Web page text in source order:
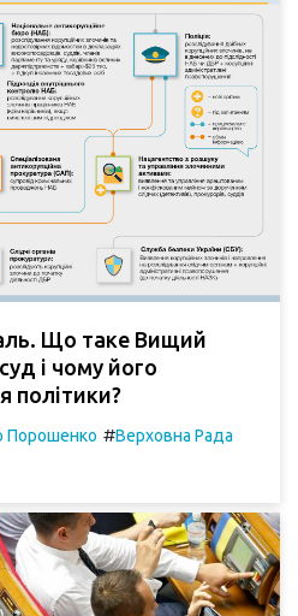
Що таке Вищий
і чому його
політики?
Порошенко #Верховна Рада